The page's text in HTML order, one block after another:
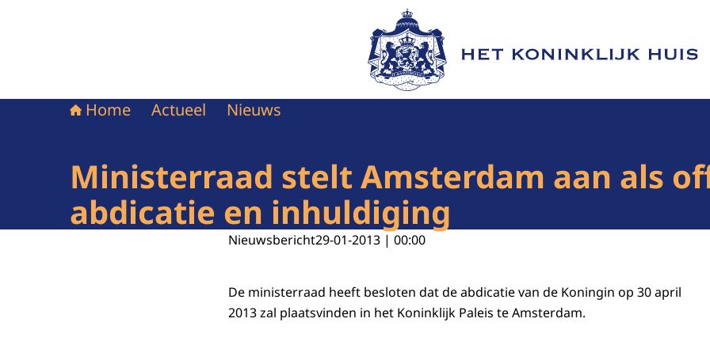
Naar de homepage van Het Koninklijk Huis
Home Actueel Nieuws
Ministerraad stelt Amsterdam aan als
abdicatie en inhuldiging
Nieuwsbericht29-01-2013 | 00:00
De ministerraad heeft besloten dat de abdicatie van de Koningin op 30 april
2013 zal plaatsvinden in het Koninklijk Paleis te Amsterdam.